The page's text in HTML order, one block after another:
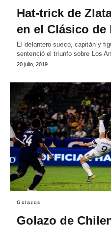
Hat-trick de
en el Clásico de
El delantero sueco, capitán y
sentenció el triunfo sobre Los
20 julio, 2019
Golazos
Golazo de